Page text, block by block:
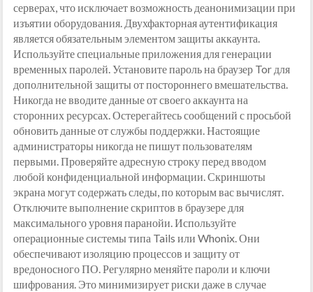
серверах, что исключает возможность деанонимизации при
изъятии оборудования. Двухфакторная аутентификация
является обязательным элементом защиты аккаунта.
Используйте специальные приложения для генерации
временных паролей. Установите пароль на браузер Tor для
дополнительной защиты от постороннего вмешательства.
Никогда не вводите данные от своего аккаунта на
сторонних ресурсах. Остерегайтесь сообщений с просьбой
обновить данные от службы поддержки. Настоящие
администраторы никогда не пишут пользователям
первыми. Проверяйте адресную строку перед вводом
любой конфиденциальной информации. Скриншоты
экрана могут содержать следы, по которым вас вычислят.
Отключите выполнение скриптов в браузере для
максимального уровня паранойи. Используйте
операционные системы типа Tails или Whonix. Они
обеспечивают изоляцию процессов и защиту от
вредоносного ПО. Регулярно меняйте пароли и ключи
шифрования. Это минимизирует риски даже в случае